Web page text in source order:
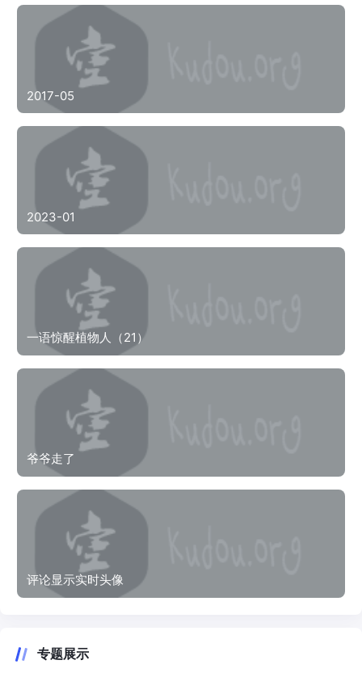
2017-05
2023-01
一语惊醒植物人（21）
爷爷走了
评论显示实时头像
专题展示